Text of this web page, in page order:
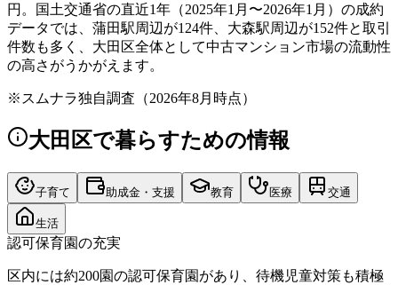
円。国土交通省の直近1年（2025年1月〜2026年1月）の成約
データでは、蒲田駅周辺が124件、大森駅周辺が152件と取引
件数も多く、大田区全体として中古マンション市場の流動性
の高さがうかがえます。
※ スムナラ独自調査（2026年8月時点）
大田区で暮らすための情報
子育て 助成金・支援 教育 医療 交通
生活
認可保育園の充実
区内には約200園の認可保育園があり、待機児童対策も積極